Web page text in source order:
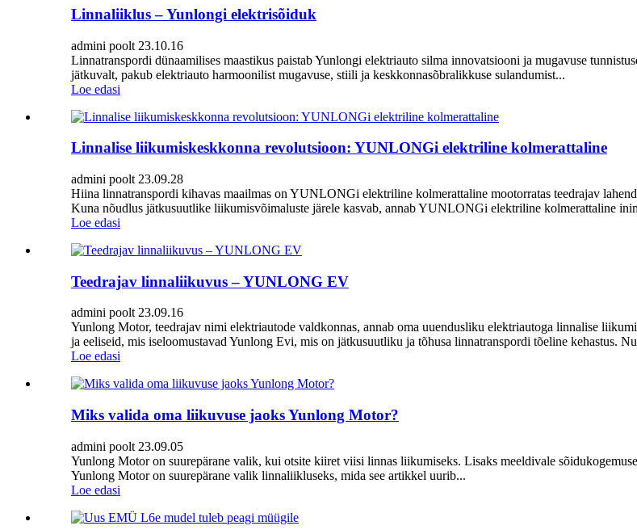
Linnaliiklus – Yunlongi elektrisõiduk
admini poolt 23.10.16
Linnatranspordi dünaamilises maastikus paistab Yunlongi elektriauto silma innovatsiooni ja mugavuse
jätkuvalt, pakub elektriauto harmoonilist mugavuse, stiili ja keskkonnasõbralikkuse sulandumist...
Loe edasi
Linnalise liikumiskeskkonna revolutsioon: YUNLONGi elektriline kolmerattaline
admini poolt 23.09.28
Hiina linnatranspordi kihavas maailmas on YUNLONGi elektriline kolmerattaline mootorratas teedrajav
Kuna nõudlus jätkusuutlike liikumisvõimaluste järele kasvab, annab YUNLONGi elektriline kolmerattaline
Loe edasi
Teedrajav linnaliikuvus – YUNLONG EV
admini poolt 23.09.16
Yunlong Motor, teedrajav nimi elektriautode valdkonnas, annab oma uuendusliku elektriautoga linnalise
ja eeliseid, mis iseloomustavad Yunlong Evi, mis on jätkusuutliku ja tõhusa linnatranspordi tõeline kehastus.
Loe edasi
Miks valida oma liikuvuse jaoks Yunlong Motor?
admini poolt 23.09.05
Yunlong Motor on suurepärane valik, kui otsite kiiret viisi linnas liikumiseks. Lisaks meeldivale
Yunlong Motor on suurepärane valik linnaliikluseks, mida see artikkel uurib...
Loe edasi